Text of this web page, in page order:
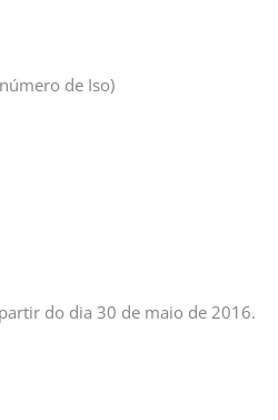
de Iso)
do dia 30 de maio de 2016.